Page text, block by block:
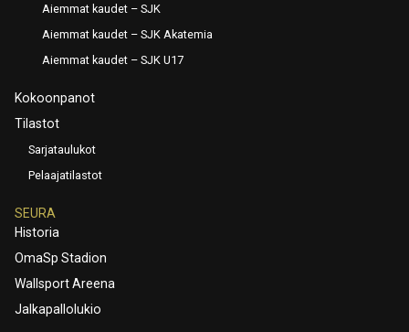
Aiemmat kaudet – SJK
Aiemmat kaudet – SJK Akatemia
Aiemmat kaudet – SJK U17
Kokoonpanot
Tilastot
Sarjataulukot
Pelaajatilastot
SEURA
Historia
OmaSp Stadion
Wallsport Areena
Jalkapallolukio